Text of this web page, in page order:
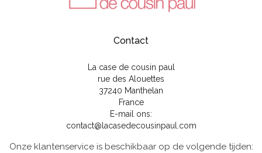
Contact
La case de cousin paul
rue des Alouettes
37240 Manthelan
France
E-mail ons:
contact@lacasedecousinpaul.com
Onze klantenservice is beschikbaar op de volgende tijden: